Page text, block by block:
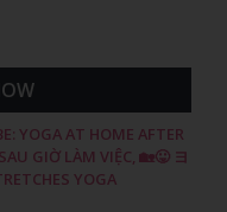
YOGA AT HOME AFTER
GIỜ LÀM VIỆC, 🏡😛 ヨ
YOGA